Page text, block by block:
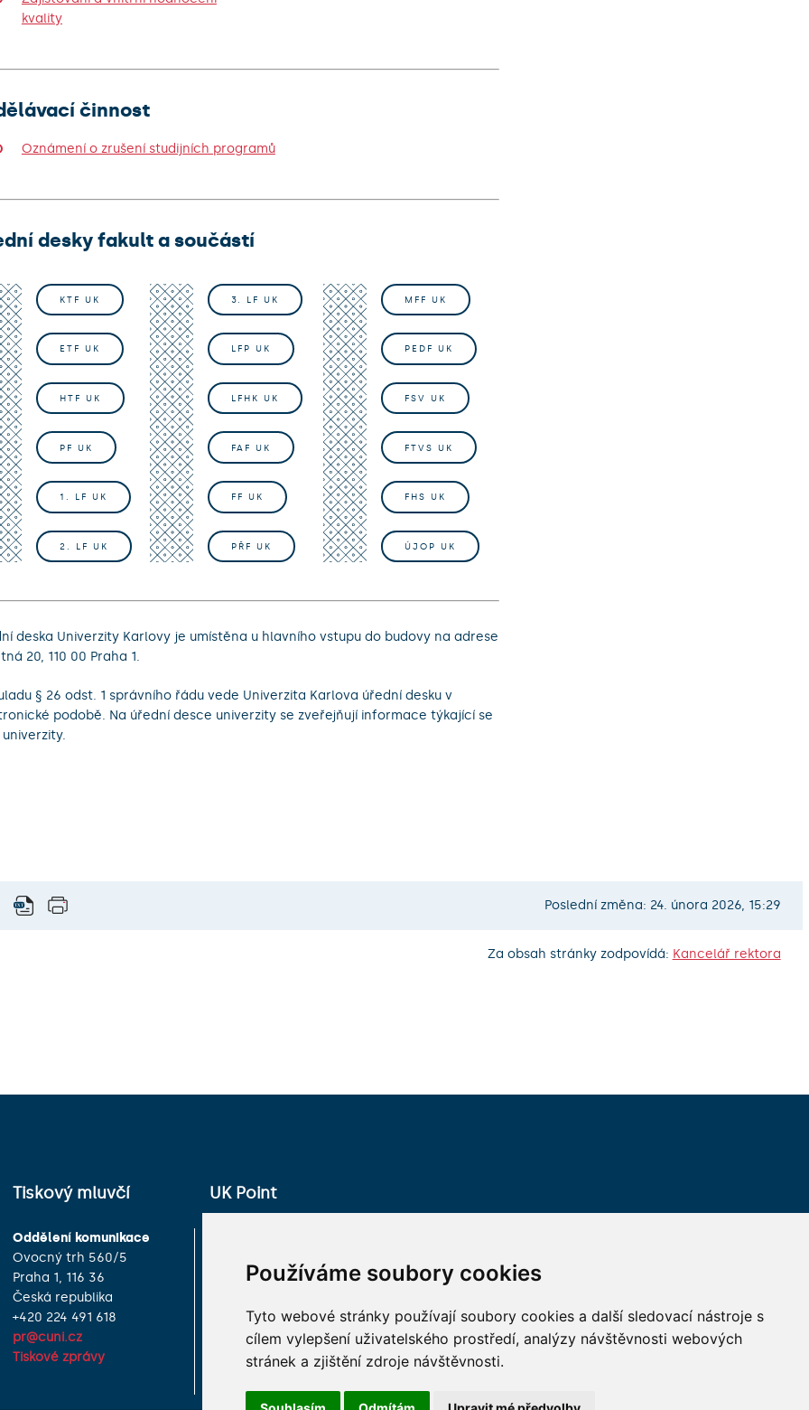
Používáme soubory cookies
Tyto webové stránky používají soubory cookies a další sledovací nástroje s
cílem vylepšení uživatelského prostředí, analýzy návštěvnosti webových
stránek a zjištění zdroje návštěvnosti.
kvality
činnost
Oznámení o zrušení studijních programů
desky fakult a součástí
KTF UK
ETF UK
HTF UK
PF UK
1. LF UK
2. LF UK
3. LF UK
LFP UK
LFHK UK
FAF UK
FF UK
PŘF UK
MFF UK
PEDF UK
FSV UK
FTVS UK
FHS UK
ÚJOP UK
deska Univerzity Karlovy je umístěna u hlavního vstupu do budovy na adrese
20, 110 00 Praha 1.
§ 26 odst. 1 správního řádu vede Univerzita Karlova úřední desku v
podobě. Na úřední desce univerzity se zveřejňují informace týkající se
Poslední změna: 24. února 2026, 15:29
Za obsah stránky zodpovídá: Kancelář rektora
Tiskový mluvčí
Oddělení komunikace
Ovocný trh 560/5
Praha 1, 116 36
Česká republika
+420 224 491 618
pr@cuni.cz
Tiskové zprávy
UK Point
Praha 1, 116 36
+420 224 491 850
info@cuni.cz
Provozní doba a kontakty
JAK K NÁM?